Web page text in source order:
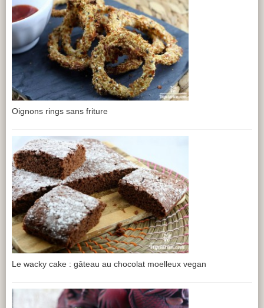
Oignons rings sans friture
Le wacky cake : gâteau au chocolat moelleux vegan